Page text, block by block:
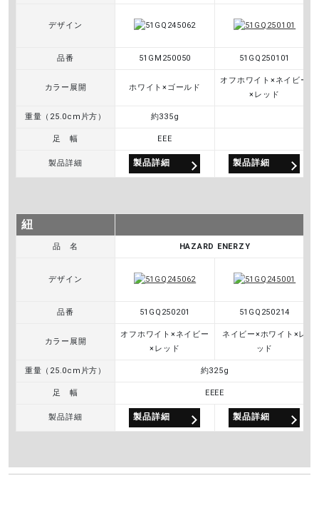
d
e
o
デザイン
品番 51GM250050 51GQ250101
カラー展開 ホワイト×ゴールド
オフホワイト×ネイビー
×レッド
重量（25.0cm片方） 約335g
足 幅 EEE
製品詳細 製品詳細 製品詳細
紐
品 名 HAZARD ENERZY
デザイン
品番 51GQ250201 51GQ250214
カラー展開
オフホワイト×ネイビー
×レッド
ネイビー×ホワイト×レ
ッド
重量（25.0cm片方） 約325g
足 幅 EEEE
製品詳細 製品詳細 製品詳細